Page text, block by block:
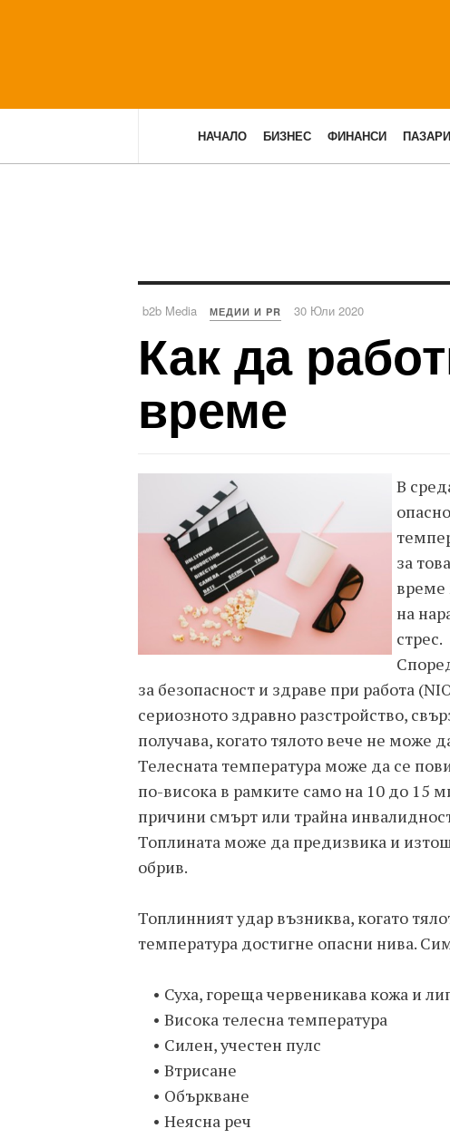
НАЧАЛО БИЗНЕС ФИНАНСИ
b2b Media МЕДИИ И PR 30 Юли 2020
Как да
време
В
за
време
на
стрес.
за безопасност и здраве при работа
сериозното здравно разстройство,
получава, когато тялото вече не може
Телесната температура може да се
по-висока в рамките само на 10 до 15
причини смърт или трайна
Топлината може да предизвика и
обрив.
Топлинният удар възниква, когато
температура достигне опасни нива.
• Суха, гореща червеникава кожа и
• Висока телесна температура
• Силен, учестен пулс
• Втрисане
• Объркване
• Неясна реч